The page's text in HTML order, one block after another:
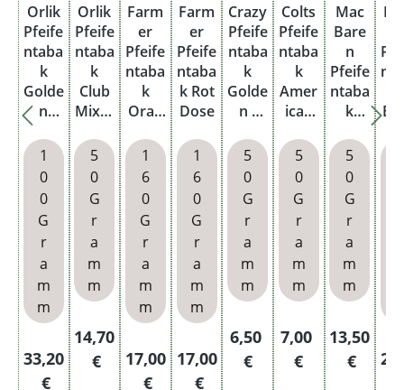
Orlik
Pfeife
ntaba
k
Golde
n
Sliced
Dose
1
0
0
G
r
a
m
m
Regulärer Preis:
33,20
€
Orlik
Pfeife
ntaba
k
Club
Mixtu
Pouc
h
5
0
G
r
a
m
m
Regulärer Preis:
14,70
€
Farm
er
Pfeife
ntaba
k
Oran
Dose
1
6
0
G
r
a
m
m
Regulärer Preis:
17,00
€
Farm
er
Pfeife
ntaba
k Rot
Dose
1
6
0
G
r
a
m
m
Regulärer Preis:
17,00
€
Crazy
Pfeife
ntaba
k
Golde
n /
y
Pouc
h
5
0
G
r
a
m
m
Regulärer Preis:
6,50
€
Colts
Pfeife
ntaba
k
Amer
ican
re
Pouc
h
5
0
G
r
a
m
m
Regulärer Preis:
7,00
€
Mac
Bare
n
Pfeife
ntaba
k
Twist
Pouc
h
5
0
G
r
a
m
m
13,50
€